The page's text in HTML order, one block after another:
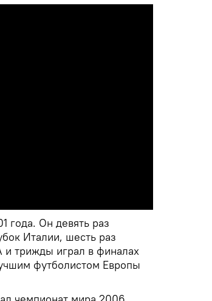
года. Он девять раз
Италии, шесть раз
трижды играл в финалах
футболистом Европы